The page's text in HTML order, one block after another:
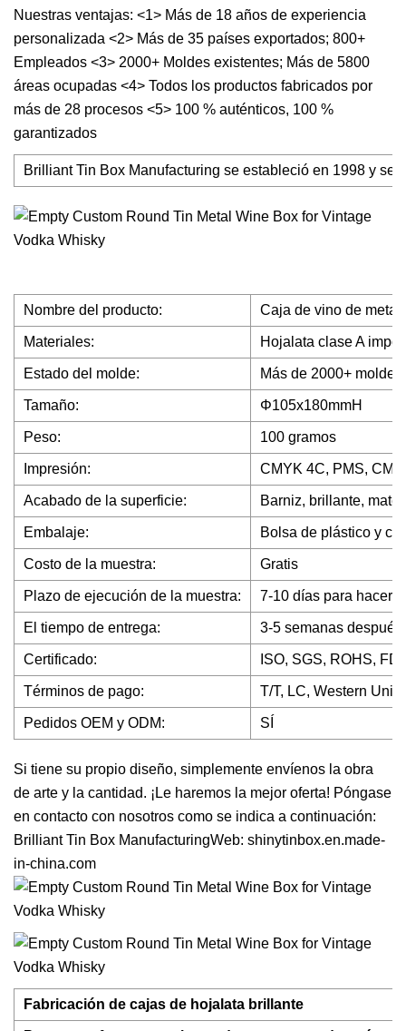
Nuestras ventajas: <1> Más de 18 años de experiencia
personalizada <2> Más de 35 países exportados; 800+
Empleados <3> 2000+ Moldes existentes; Más de 5800
áreas ocupadas <4> Todos los productos fabricados por
más de 28 procesos <5> 100 % auténticos, 100 %
garantizados
Brilliant Tin Box Manufacturing se estableció en 1998 y
Nombre del producto: Caja de vino de
Materiales: Hojalata clase A
Estado del molde: Más de 2000+
Tamaño: Φ105x180mmH
Peso: 100 gramos
Impresión: CMYK 4C, PMS,
Acabado de la superficie: Barniz, brillante,
Embalaje: Bolsa de plástico y
Costo de la muestra: Gratis
Plazo de ejecución de la muestra: 7-10 días para hacer
El tiempo de entrega: 3-5 semanas
Certificado: ISO, SGS, ROHS,
Términos de pago: T/T, LC, Western
Pedidos OEM y ODM: SÍ
Si tiene su propio diseño, simplemente envíenos la obra
de arte y la cantidad. ¡Le haremos la mejor oferta! Póngase
en contacto con nosotros como se indica a continuación:
Brilliant Tin Box ManufacturingWeb: shinytinbox.en.made-
in-china.com
Fabricación de cajas de hojalata brillante